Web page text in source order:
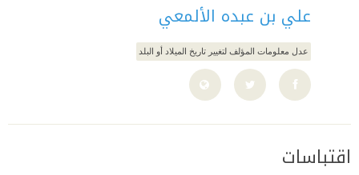
علي بن عبده الألمعي
عدل معلومات المؤلف لتغيير تاريخ الميلاد أو البلد
اقتباسات